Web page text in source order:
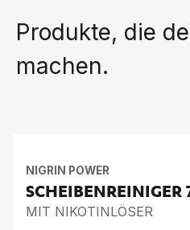
Produkte, die
machen.
NIGRIN POWER
SCHEI­BEN­REI­NI­GER
MIT NIKOTINLÖSER